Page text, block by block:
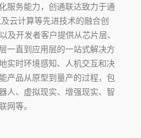
服务能力，创通联达致力于通
云计算等先进技术的融合创
开发者客户提供从芯片层、
一直到应用层的一站式解决方
实时环境感知、人机交互和决
产品从原型到量产的过程，包
人、虚拟现实、增强现实、智
网等。